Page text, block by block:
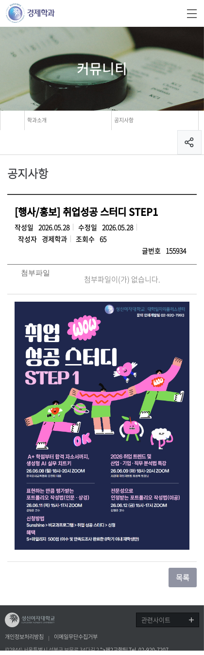
커뮤니티
학과소개 공지사항
공지사항
[행사/홍보] 취업성공 스터디 STEP1
작성일 2026.05.28 수정일 2026.05.28
작성자 경제학과 조회수 65
글번호 155934
첨부파일
첨부파일이(가) 없습니다.
개인정보처리방침 이메일무단수집거부
관련사이트
(02844) 서울특별시 성북구 보문로 34다길 2">제2교학팀 Tel. 02-920-7207